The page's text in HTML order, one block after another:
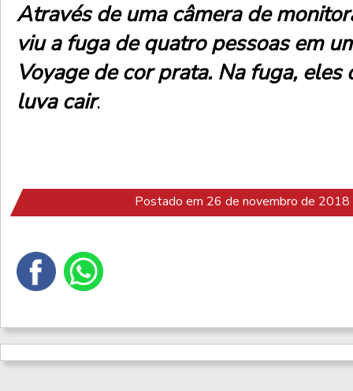
Através de uma câmera de
viu a fuga de quatro pessoas em
Voyage de cor prata. Na fuga, eles
luva cair.
Postado em 26 de novembro de